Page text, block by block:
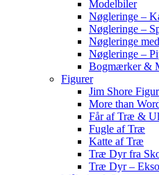
Modelbiler
Nøgleringe –
Nøgleringe –
Nøgleringe
Nøgleringe –
Bogmærker &
Figurer
Jim Shore
More than
Får af Træ &
Fugle af Træ
Katte af Træ
Træ Dyr fra
Træ Dyr –